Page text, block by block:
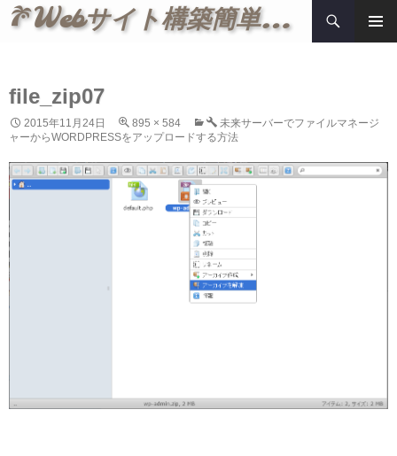
Webサイト構築簡単メモ
検
索
ン
へ
ス
キ
ッ
プ
file_zip07
2015年11月24日 895 × 584
未来サーバーでファイルマネージ
ャーからWORDPRESSをアップロードする方法